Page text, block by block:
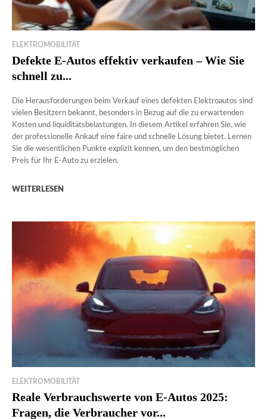
ELEKTROMOBILITÄT
Defekte E-Autos effektiv verkaufen – Wie Sie
schnell zu...
Die Herausforderungen beim Verkauf eines defekten Elektroautos sind
vielen Besitzern bekannt, besonders in Bezug auf die zu erwartenden
Kosten und liquiditätsbelastungen. In diesem Artikel erfahren Sie, wie
der professionelle Ankauf eine faire und schnelle Lösung bietet. Lernen
Sie die wesentlichen Punkte explizit kennen, um den bestmöglichen
Preis für Ihr E-Auto zu erzielen.
WEITERLESEN
ELEKTROMOBILITÄT
Reale Verbrauchswerte von E-Autos 2025:
Fragen, die Verbraucher vor...